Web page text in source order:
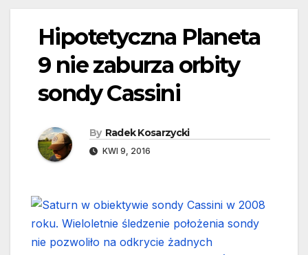
Hipotetyczna Planeta
9 nie zaburza orbity
sondy Cassini
By Radek Kosarzycki
KWI 9, 2016